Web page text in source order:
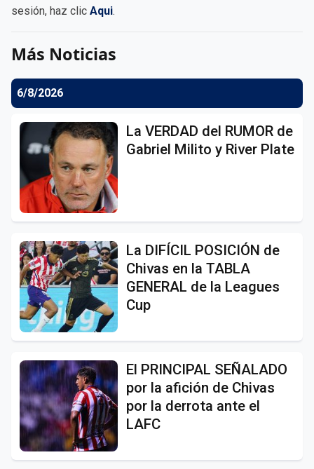
sesión, haz clic Aqui.
Más Noticias
6/8/2026
La VERDAD del RUMOR de
Gabriel Milito y River Plate
La DIFÍCIL POSICIÓN de
Chivas en la TABLA
GENERAL de la Leagues
Cup
El PRINCIPAL SEÑALADO
por la afición de Chivas
por la derrota ante el
LAFC